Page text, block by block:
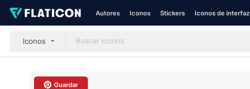
Autores Iconos Stickers Iconos de interfaz
Iconos
Guardar